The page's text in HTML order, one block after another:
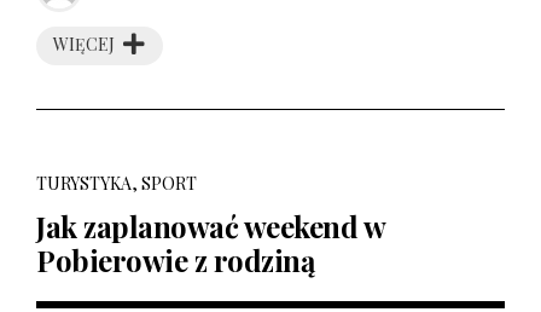
WIĘCEJ
TURYSTYKA, SPORT
Jak zaplanować weekend w
Pobierowie z rodziną